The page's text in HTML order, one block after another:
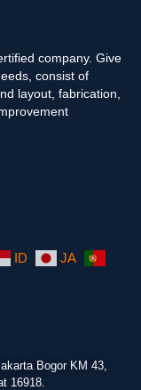
company. Give
consist of
layout, fabrication,
ID
JA
Bogor KM 43,
16918.